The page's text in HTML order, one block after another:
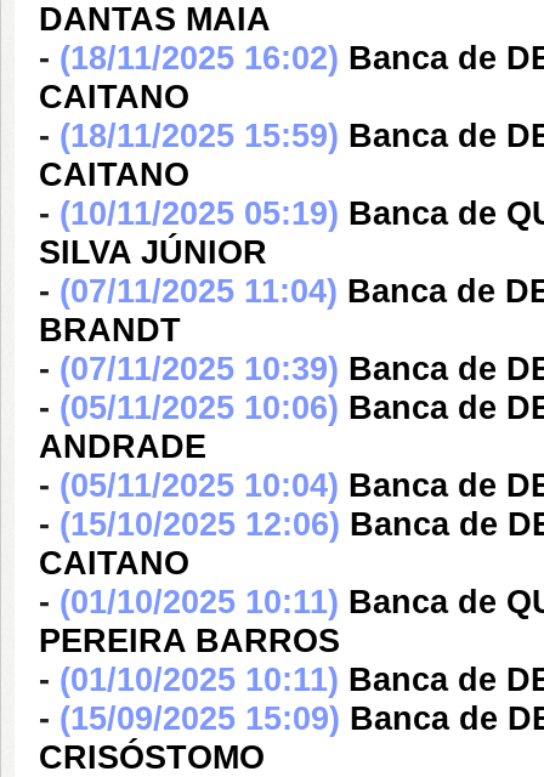
DANTAS MAIA
- (18/11/2025 16:02) Banca de
CAITANO
- (18/11/2025 15:59) Banca de
CAITANO
- (10/11/2025 05:19) Banca de
SILVA JÚNIOR
- (07/11/2025 11:04) Banca de
BRANDT
- (07/11/2025 10:39) Banca de
- (05/11/2025 10:06) Banca de
ANDRADE
- (05/11/2025 10:04) Banca de
- (15/10/2025 12:06) Banca de
CAITANO
- (01/10/2025 10:11) Banca de
PEREIRA BARROS
- (01/10/2025 10:11) Banca de
- (15/09/2025 15:09) Banca de
CRISÓSTOMO